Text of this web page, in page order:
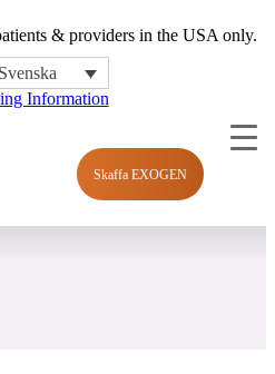
& providers in the USA only.
Svenska
Information
Skaffa EXOGEN